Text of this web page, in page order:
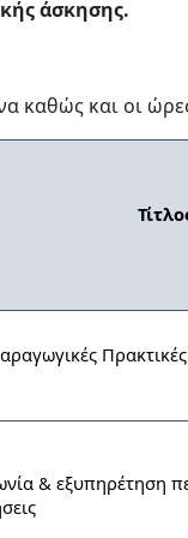
άσκησης.
καθώς και οι
& εξυπηρέτηση